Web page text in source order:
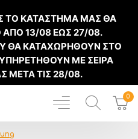
ΤΟ ΚΑΤΑΣΤΗΜΑ ΜΑΣ ΘΑ
ΑΠΟ 13/08 ΕΩΣ 27/08.
ΘΑ ΚΑΤΑΧΩΡΗΘΟΥΝ ΣΤΟ
ΜΕ ΣΕΙΡΑ
ΜΕΤΑ ΤΙΣ 28/08.
0